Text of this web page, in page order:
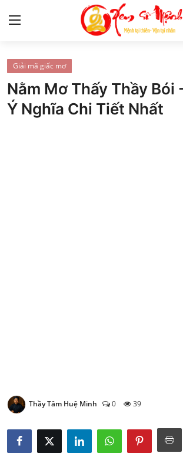
Tử Vi
Kiến Thức
Giải mã giấc mơ
Nằm Mơ Thấy Thầy Bói
Ý Nghĩa Chi Tiết Nhất
Thầy Tâm Huệ Minh 0 39